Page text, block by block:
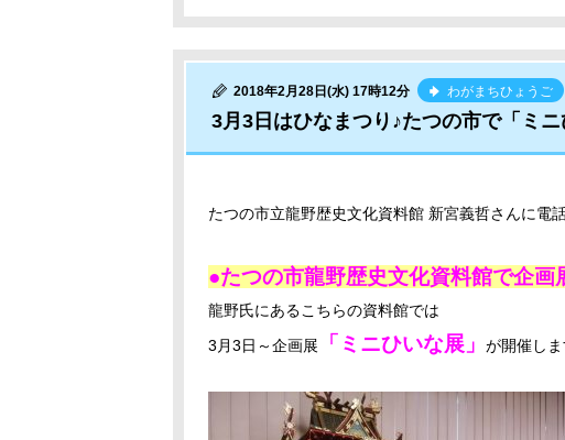
2018年2月28日(水) 17時12分 わがまちひょうご
3月3日はひなまつり♪たつの市で「ミニ
たつの市立龍野歴史文化資料館 新宮義哲さんに電
●たつの市龍野歴史文化資料館で企
龍野氏にあるこちらの資料館では
3月3日～企画展
「ミニひいな展」 が開催しま